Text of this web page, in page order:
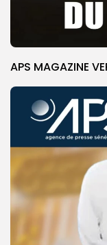
APS MAGAZINE